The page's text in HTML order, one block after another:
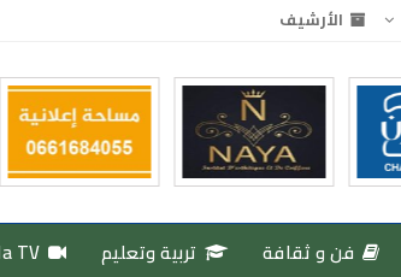
الأرشيف
فن و ثقافة تربية وتعليم TV